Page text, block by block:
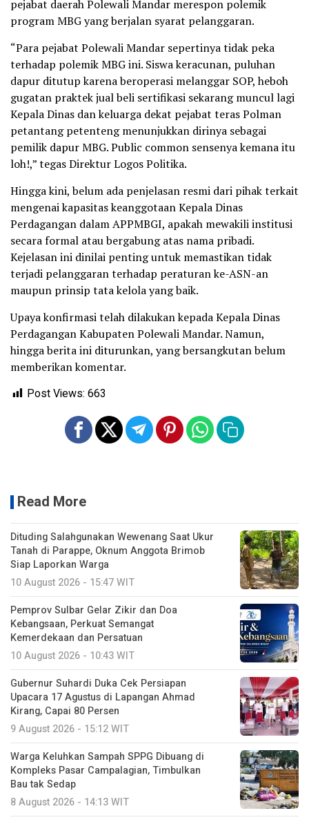
pejabat daerah Polewali Mandar merespon polemik
program MBG yang berjalan syarat pelanggaran.
“Para pejabat Polewali Mandar sepertinya tidak peka
terhadap polemik MBG ini. Siswa keracunan, puluhan
dapur ditutup karena beroperasi melanggar SOP, heboh
gugatan praktek jual beli sertifikasi sekarang muncul lagi
Kepala Dinas dan keluarga dekat pejabat teras Polman
petantang petenteng menunjukkan dirinya sebagai
pemilik dapur MBG. Public common sensenya kemana itu
loh!,” tegas Direktur Logos Politika.
Hingga kini, belum ada penjelasan resmi dari pihak terkait
mengenai kapasitas keanggotaan Kepala Dinas
Perdagangan dalam APPMBGI, apakah mewakili institusi
secara formal atau bergabung atas nama pribadi.
Kejelasan ini dinilai penting untuk memastikan tidak
terjadi pelanggaran terhadap peraturan ke-ASN-an
maupun prinsip tata kelola yang baik.
Upaya konfirmasi telah dilakukan kepada Kepala Dinas
Perdagangan Kabupaten Polewali Mandar. Namun,
hingga berita ini diturunkan, yang bersangkutan belum
memberikan komentar.
Post Views: 663
Read More
Dituding Salahgunakan Wewenang Saat Ukur
Tanah di Parappe, Oknum Anggota Brimob
Siap Laporkan Warga
10 August 2026 - 15:47 WIT
Pemprov Sulbar Gelar Zikir dan Doa
Kebangsaan, Perkuat Semangat
Kemerdekaan dan Persatuan
10 August 2026 - 10:43 WIT
Gubernur Suhardi Duka Cek Persiapan
Upacara 17 Agustus di Lapangan Ahmad
Kirang, Capai 80 Persen
9 August 2026 - 15:12 WIT
Warga Keluhkan Sampah SPPG Dibuang di
Kompleks Pasar Campalagian, Timbulkan
Bau tak Sedap
8 August 2026 - 14:13 WIT